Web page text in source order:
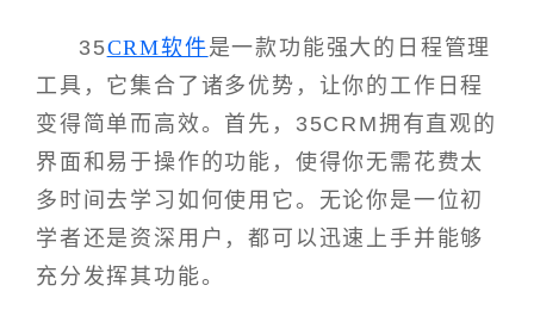
35CRM软件是一款功能强大的日程管理
工具，它集合了诸多优势，让你的工作日程
变得简单而高效。首先，35CRM拥有直观的
界面和易于操作的功能，使得你无需花费太
多时间去学习如何使用它。无论你是一位初
学者还是资深用户，都可以迅速上手并能够
充分发挥其功能。